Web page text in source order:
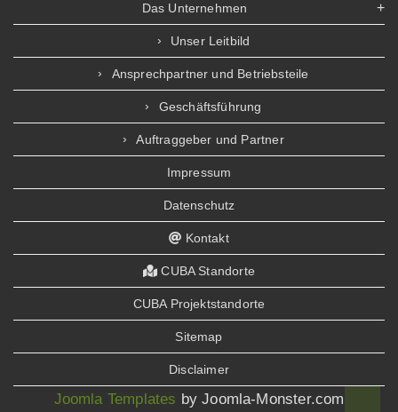
Das Unternehmen
Unser Leitbild
Ansprechpartner und Betriebsteile
Geschäftsführung
Auftraggeber und Partner
Impressum
Datenschutz
Kontakt
CUBA Standorte
CUBA Projektstandorte
Sitemap
Disclaimer
Joomla Templates by Joomla-Monster.com